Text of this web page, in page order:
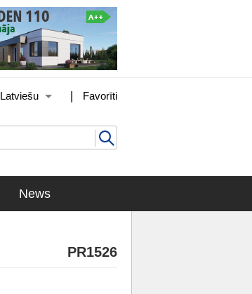
Favorīti
|
Latviešu
News
PR1526